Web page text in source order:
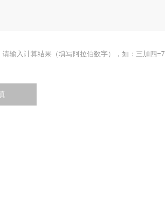
请输入计算结果（填写阿拉伯数字），如：三加四=7